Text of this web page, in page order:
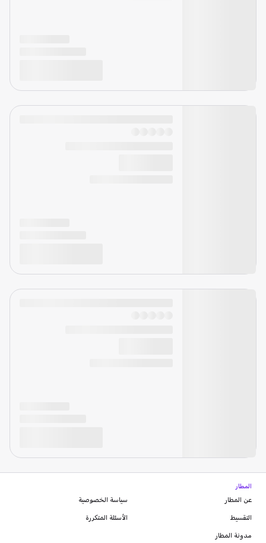
المطار
عن المطار
التقسيط
مدونة المطار
سياسة الخصوصية
الأسئلة المتكررة